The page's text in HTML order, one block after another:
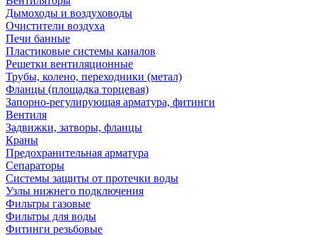
Дымоходы и воздуховоды
Очистители воздуха
Печи банные
Пластиковые системы каналов
Решетки вентиляционные
Трубы, колено, переходники (метал)
Фланцы (площадка торцевая)
Запорно-регулирующая арматура, фитинги
Вентиля
Задвижки, затворы, фланцы
Краны
Предохранительная арматура
Сепараторы
Системы защиты от протечки воды
Узлы нижнего подключения
Фильтры газовые
Фильтры для воды
Фитинги резьбовые